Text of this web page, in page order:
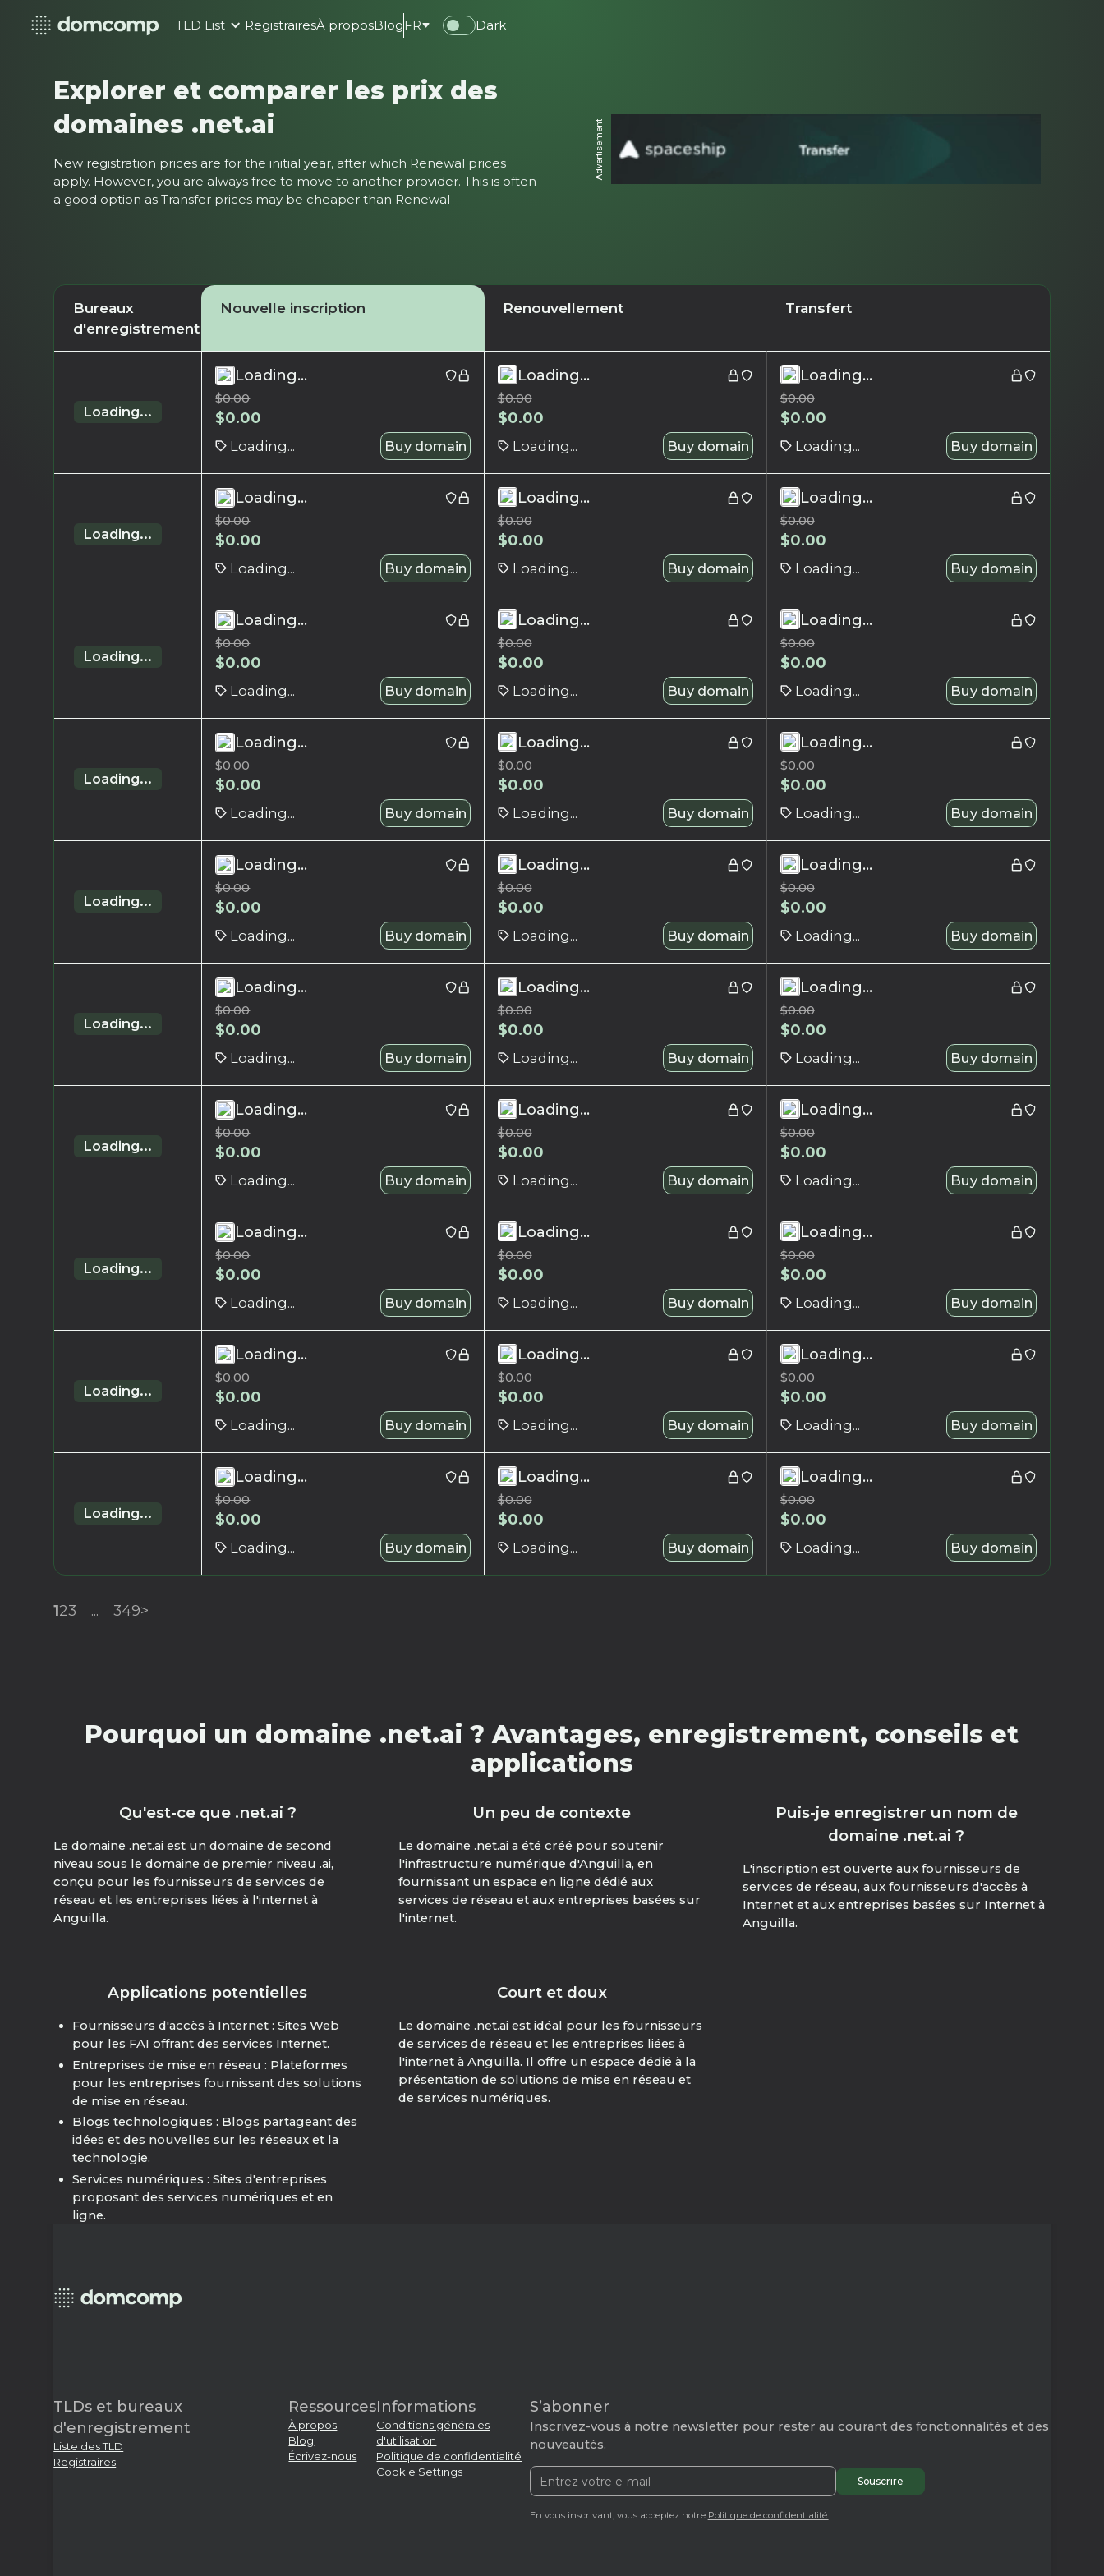
TLD List RegistrairesÀ proposBlog FR Dark
Explorer et comparer les prix des
domaines .net.ai
New registration prices are for the initial year, after which Renewal prices
apply. However, you are always free to move to another provider. This is often
a good option as Transfer prices may be cheaper than Renewal
Advertisement
Bureaux
d'enregistrement
Nouvelle inscription Renouvellement Transfert
Loading...
Loading...
$0.00
$0.00
Loading... Buy domain
Loading...
$0.00
$0.00
Loading... Buy domain
Loading...
$0.00
$0.00
Loading... Buy domain
Loading...
Loading...
$0.00
$0.00
Loading... Buy domain
Loading...
$0.00
$0.00
Loading... Buy domain
Loading...
$0.00
$0.00
Loading... Buy domain
Loading...
Loading...
$0.00
$0.00
Loading... Buy domain
Loading...
$0.00
$0.00
Loading... Buy domain
Loading...
$0.00
$0.00
Loading... Buy domain
Loading...
Loading...
$0.00
$0.00
Loading... Buy domain
Loading...
$0.00
$0.00
Loading... Buy domain
Loading...
$0.00
$0.00
Loading... Buy domain
Loading...
Loading...
$0.00
$0.00
Loading... Buy domain
Loading...
$0.00
$0.00
Loading... Buy domain
Loading...
$0.00
$0.00
Loading... Buy domain
Loading...
Loading...
$0.00
$0.00
Loading... Buy domain
Loading...
$0.00
$0.00
Loading... Buy domain
Loading...
$0.00
$0.00
Loading... Buy domain
Loading...
Loading...
$0.00
$0.00
Loading... Buy domain
Loading...
$0.00
$0.00
Loading... Buy domain
Loading...
$0.00
$0.00
Loading... Buy domain
Loading...
Loading...
$0.00
$0.00
Loading... Buy domain
Loading...
$0.00
$0.00
Loading... Buy domain
Loading...
$0.00
$0.00
Loading... Buy domain
Loading...
Loading...
$0.00
$0.00
Loading... Buy domain
Loading...
$0.00
$0.00
Loading... Buy domain
Loading...
$0.00
$0.00
Loading... Buy domain
Loading...
Loading...
$0.00
$0.00
Loading... Buy domain
Loading...
$0.00
$0.00
Loading... Buy domain
Loading...
$0.00
$0.00
Loading... Buy domain
123 ... 349>
Pourquoi un domaine .net.ai ? Avantages, enregistrement, conseils et
applications
Qu'est-ce que .net.ai ?
Le domaine .net.ai est un domaine de second
niveau sous le domaine de premier niveau .ai,
conçu pour les fournisseurs de services de
réseau et les entreprises liées à l'internet à
Anguilla.
Un peu de contexte
Le domaine .net.ai a été créé pour soutenir
l'infrastructure numérique d'Anguilla, en
fournissant un espace en ligne dédié aux
services de réseau et aux entreprises basées sur
l'internet.
Puis-je enregistrer un nom de
domaine .net.ai ?
L'inscription est ouverte aux fournisseurs de
services de réseau, aux fournisseurs d'accès à
Internet et aux entreprises basées sur Internet à
Anguilla.
Applications potentielles
Fournisseurs d'accès à Internet : Sites Web
pour les FAI offrant des services Internet.
Entreprises de mise en réseau : Plateformes
pour les entreprises fournissant des solutions
de mise en réseau.
Blogs technologiques : Blogs partageant des
idées et des nouvelles sur les réseaux et la
technologie.
Services numériques : Sites d'entreprises
proposant des services numériques et en
ligne.
Court et doux
Le domaine .net.ai est idéal pour les fournisseurs
de services de réseau et les entreprises liées à
l'internet à Anguilla. Il offre un espace dédié à la
présentation de solutions de mise en réseau et
de services numériques.
TLDs et bureaux
d'enregistrement
Liste des TLD
Registraires
Ressources
À propos
Blog
Écrivez-nous
Informations
Conditions générales
d'utilisation
Politique de confidentialité
Cookie Settings
S’abonner
Inscrivez-vous à notre newsletter pour rester au courant des fonctionnalités et des
nouveautés.
En vous inscrivant, vous acceptez notre Politique de confidentialité.